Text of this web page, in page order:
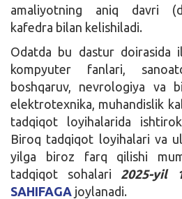
amaliyotning aniq davri
kafedra bilan kelishiladi.
Odatda bu dastur doirasida
kompyuter fanlari,
boshqaruv, nevrologiya va
elektrotexnika, muhandislik
tadqiqot loyihalarida
Biroq tadqiqot loyihalari va
yilga biroz farq qilishi
tadqiqot sohalari 2025-yil
SAHIFAGA joylanadi.